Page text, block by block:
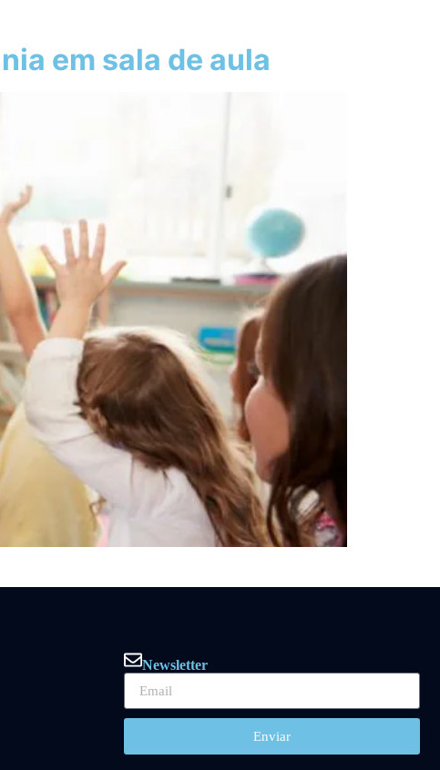
em sala de aula
Newsletter
Enviar